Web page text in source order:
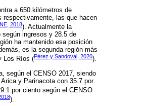
a 650 kilómetros de
las que hacen
2018). Actualmente la
ingresos y 28.5 de
ha mantenido esa posición
es la segunda región más
Los Ríos (Pérez y Sandoval, 2020).
según el CENSO 2017, siendo
y Parinacota con 35.7 por
por ciento según el CENSO
).